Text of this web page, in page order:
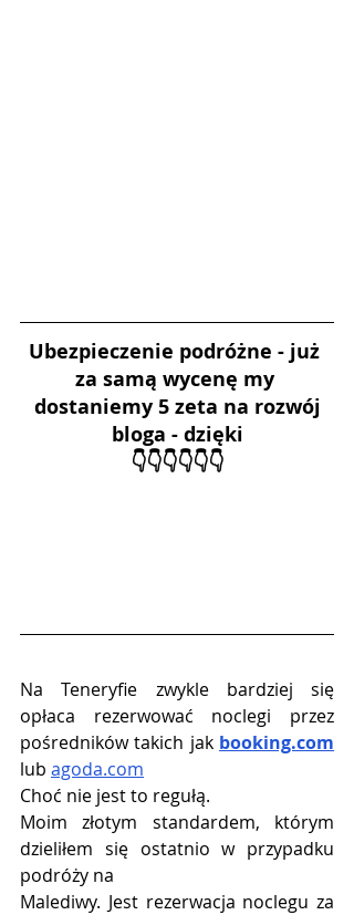
Ubezpieczenie podróżne - już
za samą wycenę my
dostaniemy 5 zeta na rozwój
bloga - dzięki
👇👇👇👇👇👇
Na Teneryfie zwykle bardziej się
opłaca rezerwować noclegi przez
pośredników takich jak booking.com
lub agoda.com
Choć nie jest to regułą.
Moim złotym standardem, którym
dzieliłem się ostatnio w przypadku
podróży na
Malediwy. Jest rezerwacja noclegu za